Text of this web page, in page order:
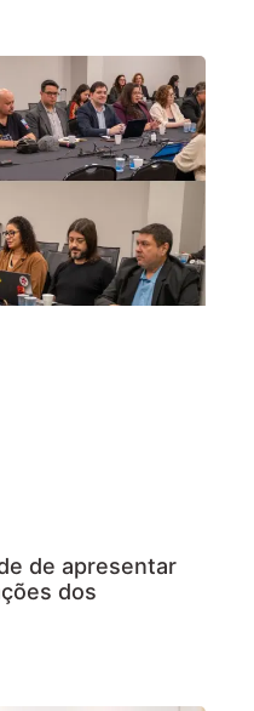
de apresentar
dos